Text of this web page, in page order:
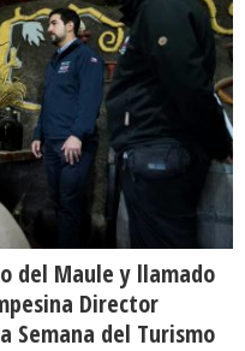
del Maule y llamado
Director
Semana del Turismo